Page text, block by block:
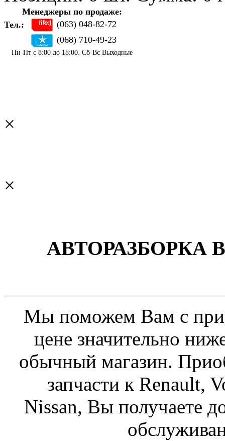
Менеджеры по продаже:
Тел.:
(063) 048-82-72
(068) 710-49-23
Пн-Пт с 8:00 до 18:00. Сб-Вс Выходные
×
×
АВТОРАЗБОРКА
Мы поможем Вам с
цене значительно
обычный магазин.
запчасти к Renault,
Nissan, Вы получаете